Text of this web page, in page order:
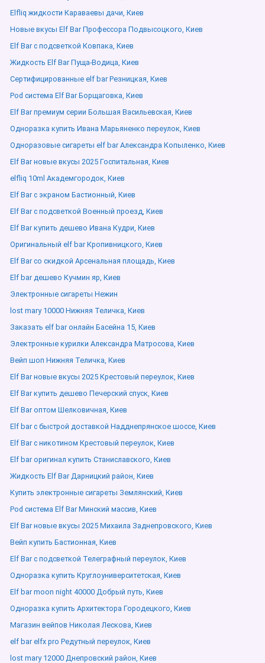
Elfliq жидкости Караваевы дачи, Киев
Новые вкусы Elf Bar Профессора Подвысоцкого, Киев
Elf Bar с подсветкой Ковпака, Киев
Жидкость Elf Bar Пуща-Водица, Киев
Сертифицированные elf bar Резницкая, Киев
Pod система Elf Bar Борщаговка, Киев
Elf Bar премиум серии Большая Васильевская, Киев
Одноразка купить Ивана Марьяненко переулок, Киев
Одноразовые сигареты elf bar Александра Копыленко, Киев
Elf Bar новые вкусы 2025 Госпитальная, Киев
elfliq 10ml Академгородок, Киев
Elf Bar с экраном Бастионный, Киев
Elf Bar с подсветкой Военный проезд, Киев
Elf Bar купить дешево Ивана Кудри, Киев
Оригинальный elf bar Кропивницкого, Киев
Elf Bar со скидкой Арсенальная площадь, Киев
Elf bar дешево Кучмин яр, Киев
Электронные сигареты Нежин
lost mary 10000 Нижняя Теличка, Киев
Заказать elf bar онлайн Басейна 15, Киев
Электронные курилки Александра Матросова, Киев
Вейп шоп Нижняя Теличка, Киев
Elf Bar новые вкусы 2025 Крестовый переулок, Киев
Elf Bar купить дешево Печерский спуск, Киев
Elf Bar оптом Шелковичная, Киев
Elf bar с быстрой доставкой Надднепрянское шоссе, Киев
Elf Bar с никотином Крестовый переулок, Киев
Elf bar оригинал купить Станиславского, Киев
Жидкость Elf Bar Дарницкий район, Киев
Купить электронные сигареты Землянский, Киев
Pod система Elf Bar Минский массив, Киев
Elf Bar новые вкусы 2025 Михаила Заднепровского, Киев
Вейп купить Бастионная, Киев
Elf Bar с подсветкой Телеграфный переулок, Киев
Одноразка купить Круглоуниверситетская, Киев
Elf bar moon night 40000 Добрый путь, Киев
Одноразка купить Архитектора Городецкого, Киев
Магазин вейпов Николая Лескова, Киев
elf bar elfx pro Редутный переулок, Киев
lost mary 12000 Днепровский район, Киев